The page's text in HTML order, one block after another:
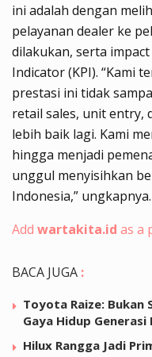
ini adalah dengan
pelayanan dealer ke
dilakukan, serta
Indicator (KPI). “Kami
prestasi ini tidak
retail sales, unit entry,
lebih baik lagi. Kami
hingga menjadi
unggul menyisihkan
Indonesia,” ungkapnya.
Add wartakita.id as a
BACA JUGA :
Toyota Raize: Bukan
Gaya Hidup Generasi
Hilux Rangga Jadi